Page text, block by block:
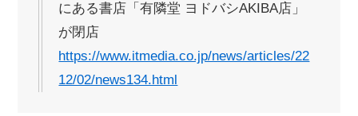
にある書店「有隣堂 ヨドバシAKIBA店」
が閉店
https://www.itmedia.co.jp/news/articles/22
12/02/news134.html